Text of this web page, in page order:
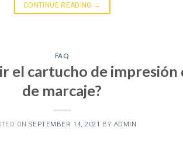
CONTINUE READING →
FAQ
el cartucho de impresión
de marcaje?
ONSEPTEMBER 14, 2021 BY ADMIN